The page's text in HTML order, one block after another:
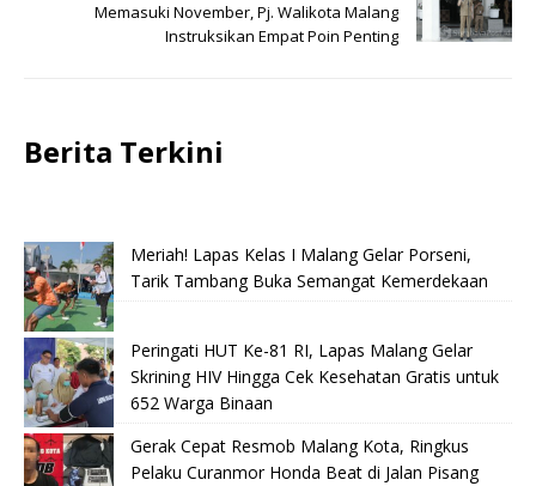
Memasuki November, Pj. Walikota Malang
Instruksikan Empat Poin Penting
Berita Terkini
Meriah! Lapas Kelas I Malang Gelar Porseni,
Tarik Tambang Buka Semangat Kemerdekaan
Peringati HUT Ke-81 RI, Lapas Malang Gelar
Skrining HIV Hingga Cek Kesehatan Gratis untuk
652 Warga Binaan
Gerak Cepat Resmob Malang Kota, Ringkus
Pelaku Curanmor Honda Beat di Jalan Pisang